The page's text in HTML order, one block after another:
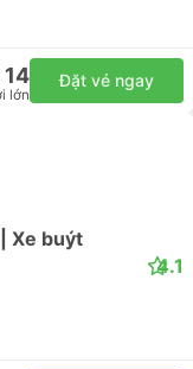
14
lớn
Đặt vé ngay
Xe buýt
4.1